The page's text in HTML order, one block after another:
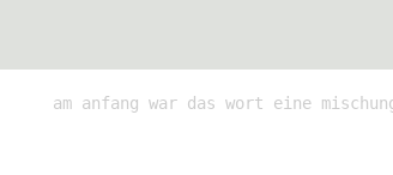
am anfang war das wort eine